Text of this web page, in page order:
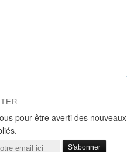
pour être averti des nouveaux